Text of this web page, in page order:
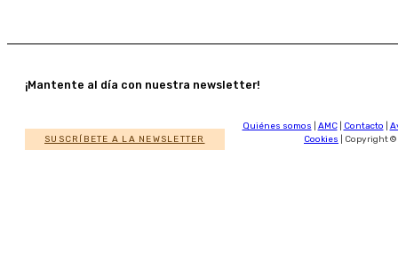
¡Mantente al día con nuestra newsletter!
SUSCRÍBETE A LA NEWSLETTER
Quiénes somos AMC| Contacto
Cookies | Copyright